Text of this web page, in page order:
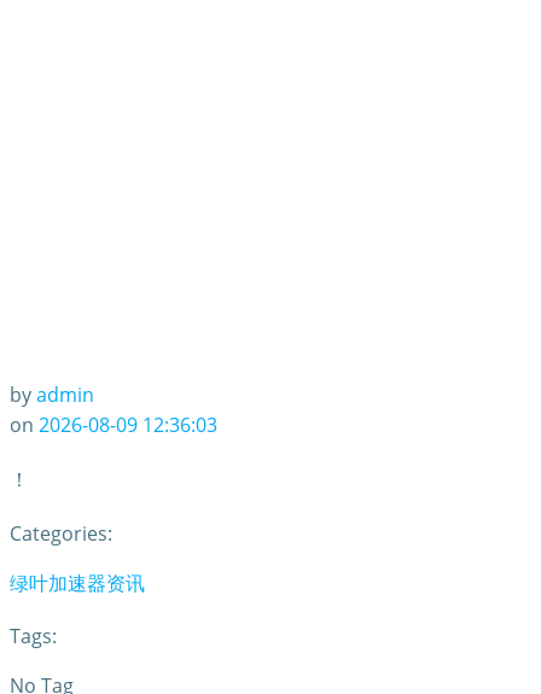
byadmin
on 2026-08-09 12:36:03
！
Categories:
绿叶加速器资讯
Tags:
No Tag